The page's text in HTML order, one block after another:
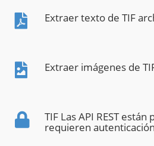
Extraer texto de TIF
Extraer imágenes de
TIF Las API REST
requieren autenticación